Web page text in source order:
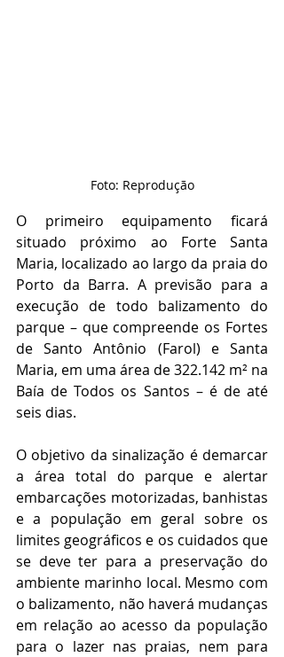
Foto: Reprodução
O primeiro equipamento ficará
situado próximo ao Forte Santa
Maria, localizado ao largo da praia do
Porto da Barra. A previsão para a
execução de todo balizamento do
parque – que compreende os Fortes
de Santo Antônio (Farol) e Santa
Maria, em uma área de 322.142 m² na
Baía de Todos os Santos – é de até
seis dias.
O objetivo da sinalização é demarcar
a área total do parque e alertar
embarcações motorizadas, banhistas
e a população em geral sobre os
limites geográficos e os cuidados que
se deve ter para a preservação do
ambiente marinho local. Mesmo com
o balizamento, não haverá mudanças
em relação ao acesso da população
para o lazer nas praias, nem para